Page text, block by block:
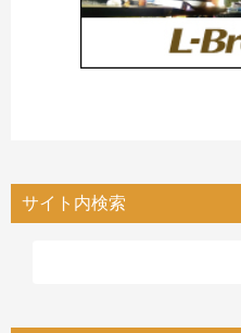
サイト内検索